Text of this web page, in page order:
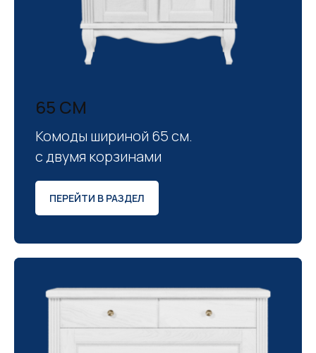
65 СМ
Комоды шириной 65 см.
с двумя корзинами
ПЕРЕЙТИ В РАЗДЕЛ